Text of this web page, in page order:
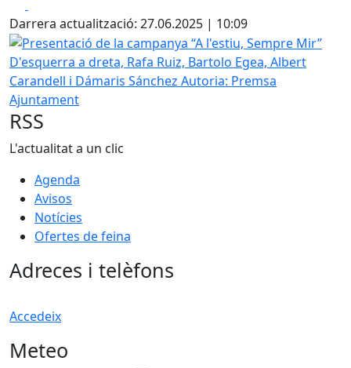
Darrera actualització: 27.06.2025 | 10:09
Presentació de la campanya “A l'estiu, Sempre Mir”
D'esquerra a dreta, Rafa Ruiz, Bartolo Egea, Albert
Carandell i Dámaris Sánchez Autoria: Premsa
Ajuntament
RSS
L'actualitat a un clic
Agenda
Avisos
Notícies
Ofertes de feina
Adreces i telèfons
Accedeix
Meteo